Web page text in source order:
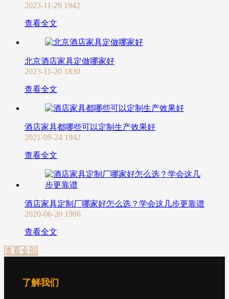
2023-11-29 1942
查看全文
北京酒店家具定做哪家好
2023-11-20 1830
查看全文
酒店家具都哪些可以定制生产效果好
2021-09-24 1942
查看全文
酒店家具定制厂哪家好怎么选？学会这几步更靠谱
2020-06-20 1966
查看全文
查看全部
了解我们